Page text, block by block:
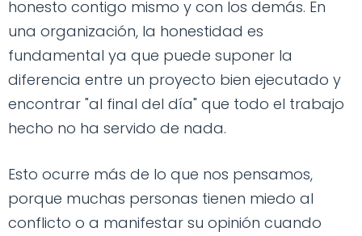
honesto contigo mismo y con los demás. En
una organización, la honestidad es
fundamental ya que puede suponer la
diferencia entre un proyecto bien ejecutado y
encontrar "al final del día" que todo el trabajo
hecho no ha servido de nada.
Esto ocurre más de lo que nos pensamos,
porque muchas personas tienen miedo al
conflicto o a manifestar su opinión cuando